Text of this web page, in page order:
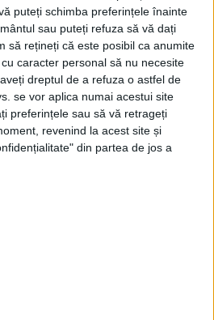
puteți schimba preferințele înainte
sau puteți refuza să vă dați
să rețineți că este posibil ca anumite
caracter personal să nu necesite
dreptul de a refuza o astfel de
se vor aplica numai acestui site
preferințele sau să vă retrageți
revenind la acest site și
din partea de jos a